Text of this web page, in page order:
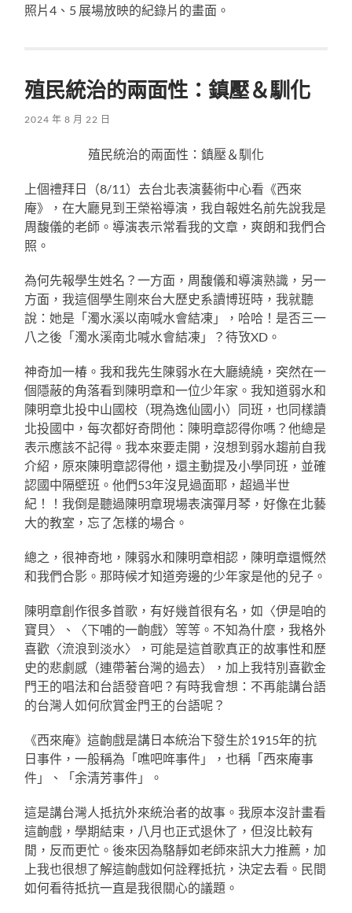
照片4、5 展場放映的紀錄片的畫面。
殖民統治的兩面性：鎮壓＆馴化
2024 年 8 月 22 日
殖民統治的兩面性：鎮壓＆馴化
上個禮拜日（8/11）去台北表演藝術中心看《西來
庵》，在大廳見到王榮裕導演，我自報姓名前先說我是
周馥儀的老師。導演表示常看我的文章，爽朗和我們合
照。
為何先報學生姓名？一方面，周馥儀和導演熟識，另一
方面，我這個學生剛來台大歷史系讀博班時，我就聽
說：她是「濁水溪以南喊水會結凍」，哈哈！是否三一
八之後「濁水溪南北喊水會結凍」？待攷XD。
神奇加一椿。我和我先生陳弱水在大廳繞繞，突然在一
個隱蔽的角落看到陳明章和一位少年家。我知道弱水和
陳明章北投中山國校（現為逸仙國小）同班，也同樣讀
北投國中，每次都好奇問他：陳明章認得你嗎？他總是
表示應該不記得。我本來要走開，沒想到弱水趨前自我
介紹，原來陳明章認得他，還主動提及小學同班，並確
認國中隔壁班。他們53年沒見過面耶，超過半世
紀！！我倒是聽過陳明章現場表演彈月琴，好像在北藝
大的教室，忘了怎樣的場合。
總之，很神奇地，陳弱水和陳明章相認，陳明章還慨然
和我們合影。那時候才知道旁邊的少年家是他的兒子。
陳明章創作很多首歌，有好幾首很有名，如〈伊是咱的
寶貝〉、〈下哺的一齣戲〉等等。不知為什麼，我格外
喜歡〈流浪到淡水〉，可能是這首歌真正的故事性和歷
史的悲劇感（連帶著台灣的過去），加上我特別喜歡金
門王的唱法和台語發音吧？有時我會想：不再能講台語
的台灣人如何欣賞金門王的台語呢？
《西來庵》這齣戲是講日本統治下發生於1915年的抗
日事件，一般稱為「噍吧哖事件」，也稱「西來庵事
件」、「余清芳事件」。
這是講台灣人抵抗外來統治者的故事。我原本沒計畫看
這齣戲，學期結束，八月也正式退休了，但沒比較有
閒，反而更忙。後來因為駱靜如老師來訊大力推薦，加
上我也很想了解這齣戲如何詮釋抵抗，決定去看。民間
如何看待抵抗一直是我很關心的議題。